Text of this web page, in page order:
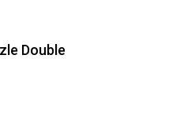
Double